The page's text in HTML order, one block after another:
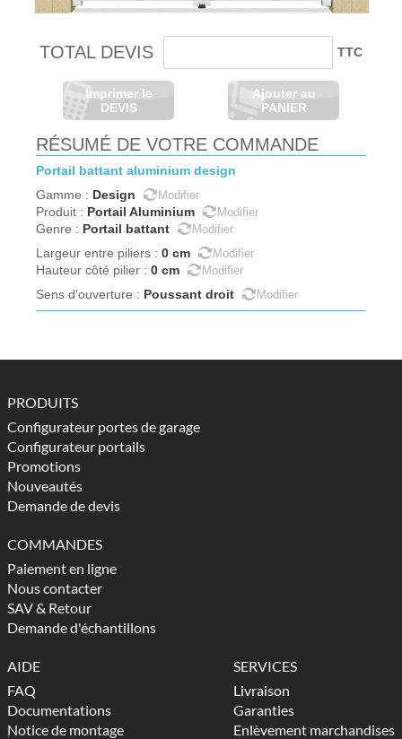
RÉSUMÉ DE VOTRE COMMANDE
portail battant aluminium design
Gamme : Design Modifier
Produit : Portail Aluminium Modifier
Genre : Portail battant Modifier
Largeur entre piliers : 0 cm Modifier
Hauteur côté pilier : 0 cm Modifier
Sens d'ouverture : Poussant droit Modifier
TOTAL DEVIS TTC
Imprimer le
DEVIS
Ajouter au
PANIER
PRODUITS
Configurateur portes de garage
Configurateur portails
Promotions
Nouveautés
Demande de devis
COMMANDES
Paiement en ligne
Nous contacter
SAV & Retour
Demande d'échantillons
AIDE
FAQ
Documentations
Notice de montage
SERVICES
Livraison
Garanties
Enlèvement marchandises